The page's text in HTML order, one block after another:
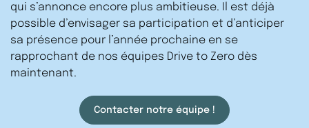
qui s’annonce encore plus ambitieuse. Il est déjà
possible d’envisager sa participation et d’anticiper
sa présence pour l’année prochaine en se
rapprochant de nos équipes Drive to Zero dès
maintenant.
Contacter notre équipe !